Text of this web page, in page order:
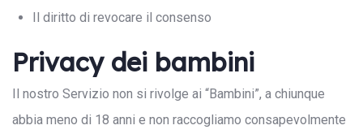
Il diritto di revocare il consenso
Privacy dei bambini
Il nostro Servizio non si rivolge ai “Bambini”, a chiunque
abbia meno di 18 anni e non raccogliamo consapevolmente